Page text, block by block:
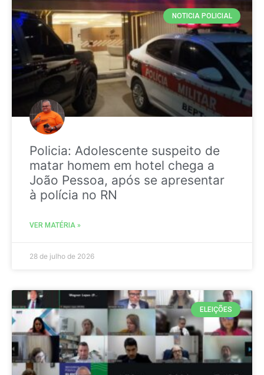
NOTICIA POLICIAL
Policia: Adolescente suspeito de
matar homem em hotel chega a
João Pessoa, após se apresentar
à polícia no RN
VER MATÉRIA »
28 de julho de 2026
ELEIÇÕES